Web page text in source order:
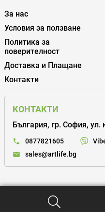
За нас
Условия за ползване
Политика за
поверителност
Доставка и Плащане
Контакти
КОНТАКТИ
България, гр. София, ул.
0877821605
sales@artlife.bg